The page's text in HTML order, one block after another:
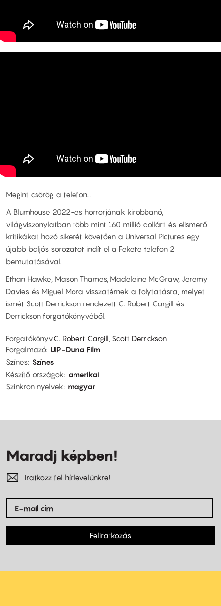
Megint csörög a telefon…
A Blumhouse 2022-es horrorjának kirobbanó,
világviszonylatban több mint 160 millió dollárt és elismerő
kritikákat hozó sikerét követően a Universal Pictures egy
újabb baljós sorozatot indít el a Fekete telefon 2
bemutatásával.
Ethan Hawke, Mason Thames, Madeleine McGraw, Jeremy
Davies és Miguel Mora visszatérnek a folytatásra, melyet
ismét Scott Derrickson rendezett C. Robert Cargill és
Derrickson forgatókönyvéből.
ForgatókönyvC. Robert Cargill, Scott Derrickson
Forgalmazó UIP-Duna Film
Színes Színes
Készítő országok
amerikai
Szinkron nyelvek
magyar
Maradj képben!
Iratkozz fel hírlevelünkre!
Feliratkozás